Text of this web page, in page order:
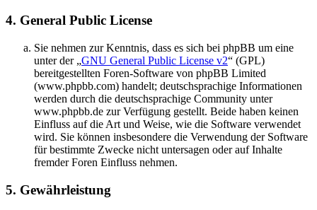
4. General Public License
Sie nehmen zur Kenntnis, dass es sich bei phpBB um eine
unter der „GNU General Public License v2“ (GPL)
bereitgestellten Foren-Software von phpBB Limited
(www.phpbb.com) handelt; deutschsprachige Informationen
werden durch die deutschsprachige Community unter
www.phpbb.de zur Verfügung gestellt. Beide haben keinen
Einfluss auf die Art und Weise, wie die Software verwendet
wird. Sie können insbesondere die Verwendung der Software
für bestimmte Zwecke nicht untersagen oder auf Inhalte
fremder Foren Einfluss nehmen.
5. Gewährleistung